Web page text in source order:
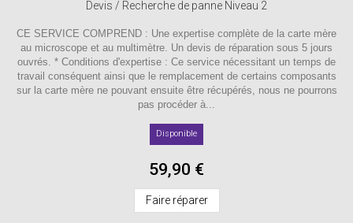
Devis / Recherche de panne Niveau 2
CE SERVICE COMPREND : Une expertise complète de la carte mère
au microscope et au multimètre. Un devis de réparation sous 5 jours
ouvrés. * Conditions d'expertise : Ce service nécessitant un temps de
travail conséquent ainsi que le remplacement de certains composants
sur la carte mère ne pouvant ensuite être récupérés, nous ne pourrons
pas procéder à...
Disponible
59,90 €
Faire réparer